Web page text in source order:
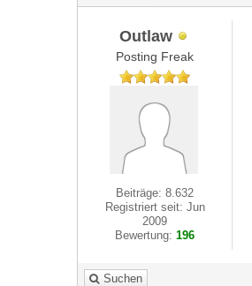
Outlaw
Posting Freak
Beiträge: 8.632
Registriert seit: Jun
2009
Bewertung:196
Suchen